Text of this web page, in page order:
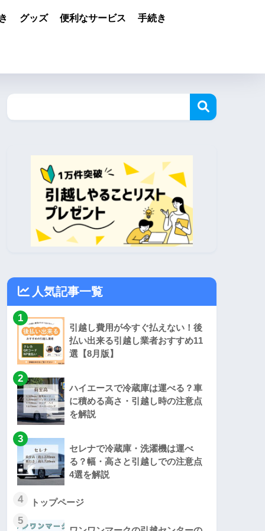
グッズ 便利なサービス 手続き
人気記事一覧
1
引越し費用が今すぐ払えない！後
払い出来る引越し業者おすすめ11
選【8月版】
2
ハイエースで冷蔵庫は運べる？車
に積める高さ・引越し時の注意点
を解説
3
セレナで冷蔵庫・洗濯機は運べ
る？幅・高さと引越しでの注意点
4選を解説
4 トップページ
5